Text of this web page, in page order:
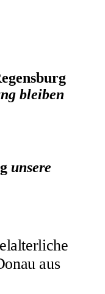
bleiben
unsere
aus